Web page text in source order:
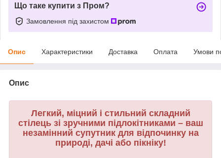
Що таке купити з Пром?
Замовлення під захистом
Опис Характеристики Доставка Оплата Умови
Опис
Легкий, міцний і стильний складний
стілець зі зручними підлокітниками – ваш
незамінний супутник для відпочинку на
природі, дачі або пікніку!